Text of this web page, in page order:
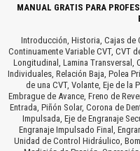
MANUAL GRATIS PARA
Introducción, Historia, Cajas de
Continuamente Variable CVT, CVT
Longitudinal, Lamina Transversal,
Individuales, Relación Baja, Polea
de una CVT, Volante, Eje de la
Embrague de Avance, Freno de
Entrada, Piñón Solar, Corona de
Impulsada, Eje de Engranaje
Engranaje Impulsado Final,
Unidad de Control Hidráulico,